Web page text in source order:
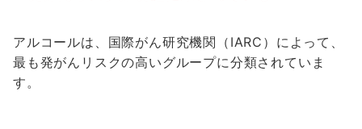
アルコールは、国際がん研究機関（IARC）によって、
最も発がんリスクの高いグループに分類されていま
す。